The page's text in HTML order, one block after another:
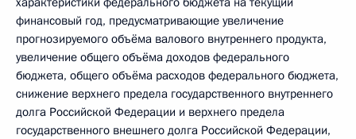
финансовый год, предусматривающие увеличение
прогнозируемого объёма валового внутреннего продукта,
увеличение общего объёма доходов федерального
бюджета, общего объёма расходов федерального бюджета,
снижение верхнего предела государственного внутреннего
долга Российской Федерации и верхнего предела
государственного внешнего долга Российской Федерации,